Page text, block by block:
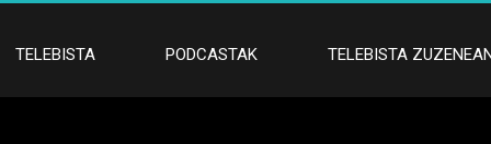
TELEBISTA PODCASTAK TELEBISTA